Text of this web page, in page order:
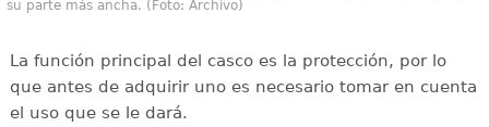
su parte más ancha. (Foto: Archivo)
La función principal del casco es la protección, por lo
que antes de adquirir uno es necesario tomar en cuenta
el uso que se le dará.